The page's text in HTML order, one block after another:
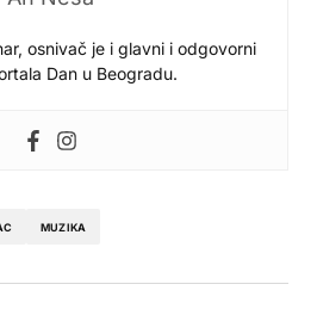
osnivač je i glavni i odgovorni
Dan u Beogradu.
MUZIKA